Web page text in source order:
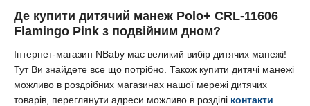
Де купити дитячий манеж Polo+ CRL-11606
Flamingo Pink з подвійним дном?
Інтернет-магазин NBaby має великий вибір дитячих манежі!
Тут Ви знайдете все що потрібно. Також купити дитячі манежі
можливо в роздрібних магазинах нашої мережі дитячих
товарів, переглянути адреси можливо в розділі контакти